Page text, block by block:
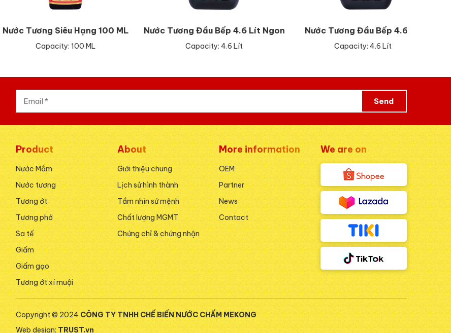
Siêu Hạng 100 ML
Capacity: 100 ML
Nước Tương Đầu Bếp 4.6 Lít Ngon
Capacity: 4.6 Lít
Nước Tương Đầu Bếp 4.6 Lít
Capacity: 4.6 Lít
Send
Product
Nước Mắm
Nước tương
Tương ớt
Tương phở
Sa tế
Giấm
Giấm gạo
Tương ớt xí muội
About
Giới thiệu chung
Lịch sử hình thành
Tầm nhìn sứ mệnh
Chất lượng MGMT
Chứng chỉ & chứng nhận
More information
OEM
Partner
News
Contact
We are on
Copyright © 2024 CÔNG TY TNHH CHẾ BIẾN NƯỚC CHẤM MEKONG
Web design:TRUST.vn